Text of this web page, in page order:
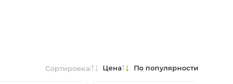
Сортировка: Цена По популярности